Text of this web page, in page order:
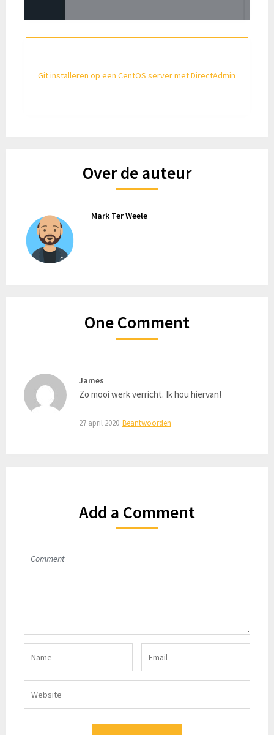
Git installeren op een CentOS server met DirectAdmin
Over de auteur
Mark Ter Weele
One Comment
James
Zo mooi werk verricht. Ik hou hiervan!
27 april 2020 Beantwoorden
Add a Comment